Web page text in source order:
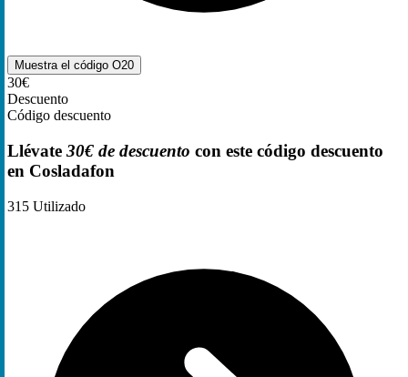
Muestra el código O20
30€
Descuento
Código descuento
Llévate 30€ de descuento con este código descuento
en Cosladafon
315 Utilizado